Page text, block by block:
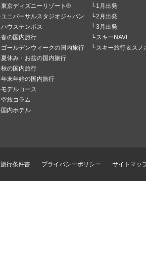
東京ディズニーリゾート®
ユニバーサルスタジオジャパン
ハウステンボス
春の国内旅行
ゴールデンウィークの国内旅行
夏休み・お盆の国内旅行
秋の国内旅行
年末年始の国内旅行
モデルコース
空旅コラム
国内ホテル
1月出発
2月出発
3月出発
スキーNAVI
スキー旅行＆スノ
旅行条件書 プライバシーポリシー サイトマッ